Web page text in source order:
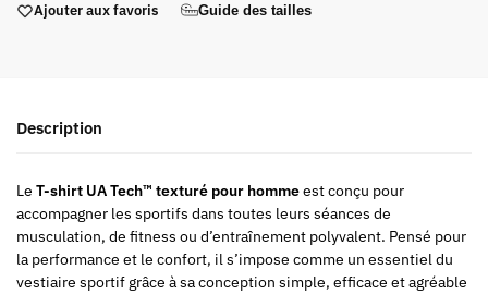
Ajouter aux favoris Guide des tailles
Description
Le T-shirt UA Tech™ texturé pour hommeest conçu pour
accompagner les sportifs dans toutes leurs séances de
musculation, de fitness ou d’entraînement polyvalent. Pensé pour
la performance et le confort, il s’impose comme un essentiel du
vestiaire sportif grâce à sa conception simple, efficace et agréable